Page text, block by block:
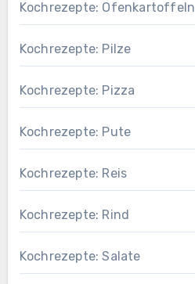
Kochrezepte: Ofenkartoffeln
Kochrezepte: Pilze
Kochrezepte: Pizza
Kochrezepte: Pute
Kochrezepte: Reis
Kochrezepte: Rind
Kochrezepte: Salate